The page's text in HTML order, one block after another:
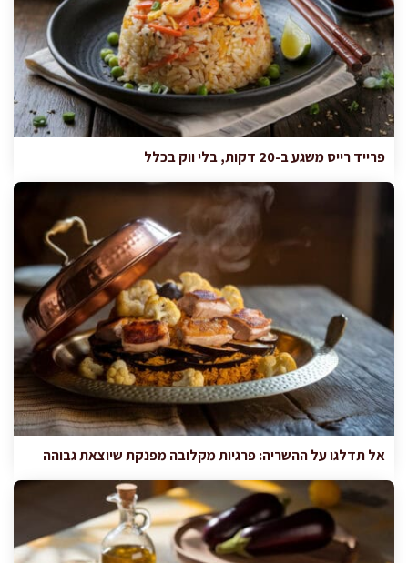
פרייד רייס משגע ב-20 דקות, בלי ווק בכלל
אל תדלגו על ההשריה: פרגיות מקלובה מפנקת שיוצאת גבוהה